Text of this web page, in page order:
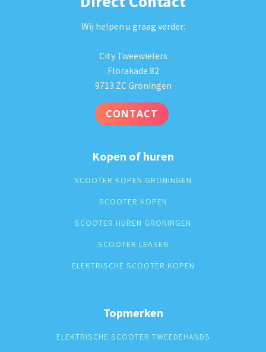
Wij helpen u graag verder:
City Tweewielers
Florakade 82
9713 ZC Groningen
CONTACT
Kopen of huren
SCOOTER KOPEN GRONINGEN
SCOOTER KOPEN
SCOOTER HUREN GRONINGEN
SCOOTER LEASEN
ELEKTRISCHE SCOOTER KOPEN
Topmerken
ELEKTRISCHE SCOOTER TWEEDEHANDS